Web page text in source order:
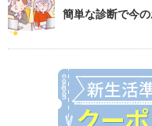
簡単な診断で今